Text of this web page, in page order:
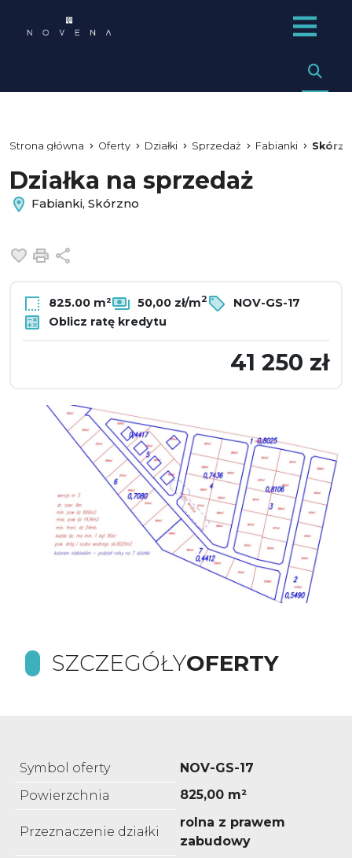
Strona główna Oferty Działki Sprzedaż Fabianki
Działka na sprzedaż
Fabianki, Skórzno
Dodaj do ulubionych
Drukuj
825.00 m² 50,00 zł/m2
NOV-GS-17
Oblicz ratę kredytu
41 250 zł
SZCZEGÓŁYOFERTY
Symbol oferty
NOV-GS-17
Powierzchnia
825,00 m²
Przeznaczenie działki
rolna z prawem
zabudowy